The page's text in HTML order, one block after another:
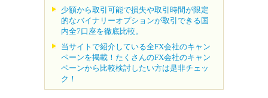
少額から取引可能で損失や取引時間が限定
的なバイナリーオプションが取引できる国
内全7口座を徹底比較。
当サイトで紹介している全FX会社のキャン
ペーンを掲載！たくさんのFX会社のキャン
ペーンから比較検討したい方は是非チェッ
ク！